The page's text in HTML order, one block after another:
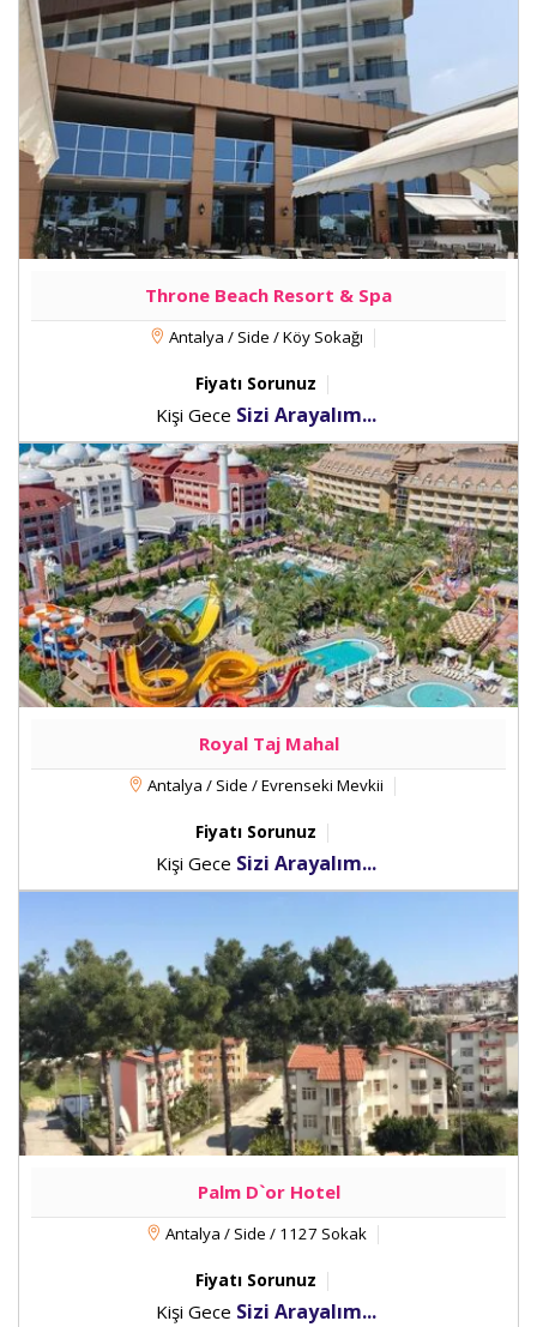
Throne Beach Resort & Spa
Antalya / Side / Köy Sokağı
Fiyatı Sorunuz
Kişi Gece Sizi Arayalım...
Royal Taj Mahal
Antalya / Side / Evrenseki Mevkii
Fiyatı Sorunuz
Kişi Gece Sizi Arayalım...
Palm D`or Hotel
Antalya / Side / 1127 Sokak
Fiyatı Sorunuz
Kişi Gece Sizi Arayalım...